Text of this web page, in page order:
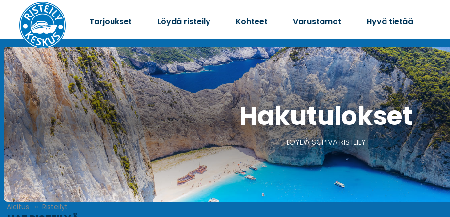
Tarjoukset Löydä risteily Kohteet Varustamot Hyvä tietää
Hakutulokset
LÖYDÄ SOPIVA RISTEILY
Aloitus Risteilyt